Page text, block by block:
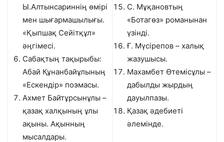
Ы.Алтынсариннің өмірі
мен шығармашылығы.
«Қыпшақ Сейітқұл»
әңгімесі.
Сабақтың тақырыбы:
Абай Құнанбайұлының
«Ескендір» поэмасы.
Ахмет Байтұрсынұлы –
қазақ халқының ұлы
ақыны. Ақынның
мысалдары.
С. Мұқановтың
«Ботагөз» романынан
үзінді.
Ғ. Мүсірепов – халық
жазушысы.
Махамбет Өтемісұлы –
дабылды жырдың
дауылпазы.
Қазақ әдебиеті
әлемінде.